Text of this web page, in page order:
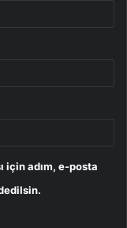
için adım, e-posta